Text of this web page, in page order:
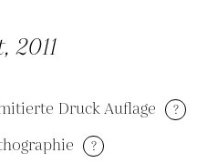
Druck Auflage ?
?